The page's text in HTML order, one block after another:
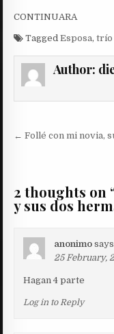
CONTINUARA
TaggedEsposa,trío
Author:
Post
← Follé con mi novia,
2 thoughts on
y sus dos
anonimo
25 February,
Hagan 4 parte
Log in to Reply